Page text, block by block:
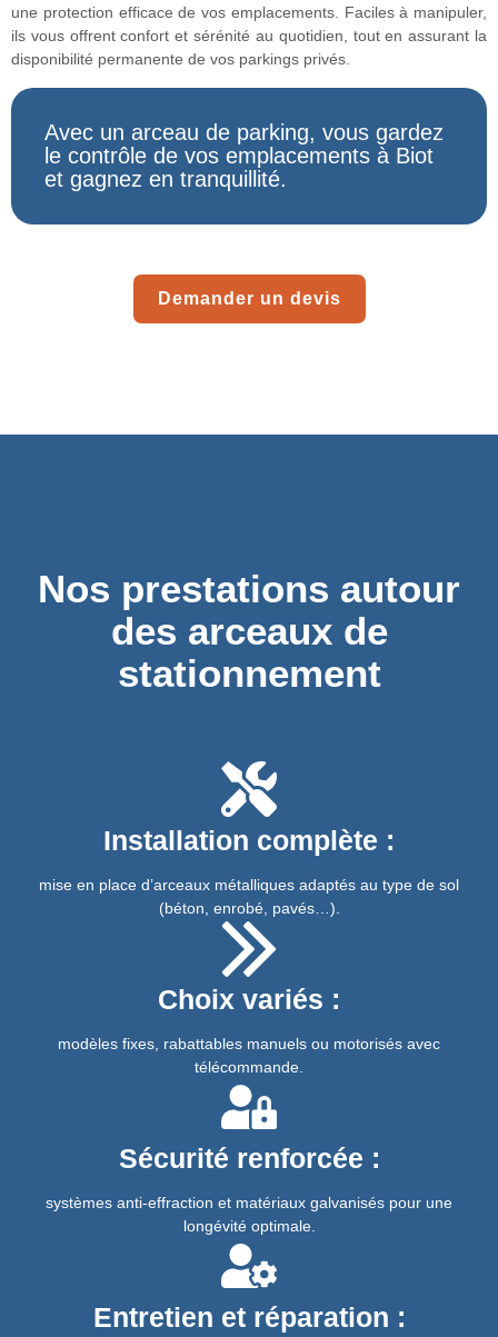
une protection efficace de vos emplacements. Faciles à manipuler,
ils vous offrent confort et sérénité au quotidien, tout en assurant la
disponibilité permanente de vos parkings privés.
Avec un arceau de parking, vous gardez
le contrôle de vos emplacements à Biot
et gagnez en tranquillité.
Demander un devis
Nos prestations autour
des arceaux de
stationnement
Installation complète :
mise en place d’arceaux métalliques adaptés au type de sol
(béton, enrobé, pavés…).
Choix variés :
modèles fixes, rabattables manuels ou motorisés avec
télécommande.
Sécurité renforcée :
systèmes anti-effraction et matériaux galvanisés pour une
longévité optimale.
Entretien et réparation :